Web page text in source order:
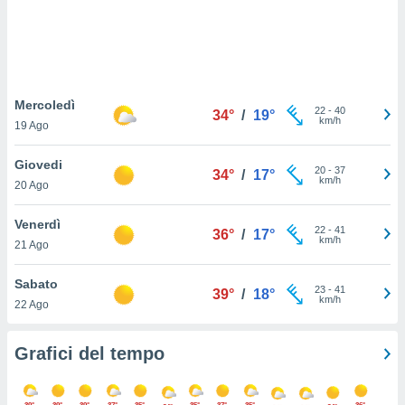
ti
installati
per
nel
o
Mercoledì
19 Ago
34° / 19° 22- 40
km/h
Giovedi
20 Ago
34° / 17° 20- 37
km/h
Venerdì
21 Ago
36° / 17° 22- 41
km/h
Sabato
22 Ago
39° / 18° 23- 41
km/h
Grafici del tempo